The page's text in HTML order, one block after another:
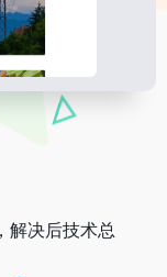
解决后技术总